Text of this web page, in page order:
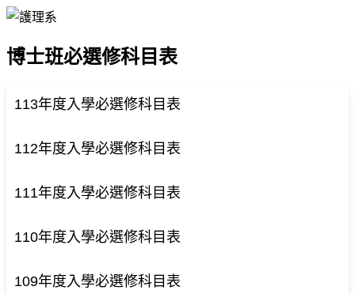
博士班必選修科目表
113年度入學必選修科目表
112年度入學必選修科目表
111年度入學必選修科目表
110年度入學必選修科目表
109年度入學必選修科目表